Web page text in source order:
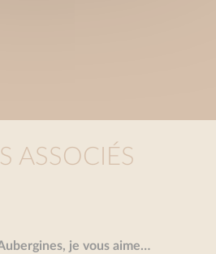
ASSOCIÉS
je vous aime…